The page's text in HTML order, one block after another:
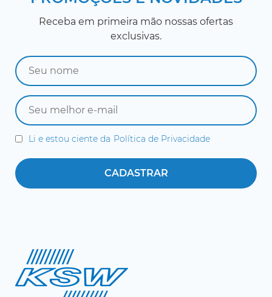
Receba em primeira mão nossas ofertas
exclusivas.
Li e estou ciente da Política de Privacidade